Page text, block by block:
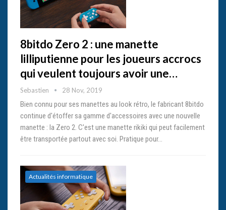
8bitdo Zero 2 : une manette
lilliputienne pour les joueurs accrocs
qui veulent toujours avoir une…
Sebastien 28 Nov, 2019
Bien connu pour ses manettes au look rétro, le fabricant 8bitdo
continue d'étoffer sa gamme d'accessoires avec une nouvelle
manette : la Zero 2. C'est une manette rikiki qui peut facilement
être transportée partout avec soi. Pratique pour…
Actualités informatique